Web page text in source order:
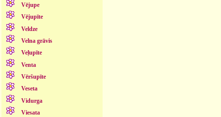
Vējupe
Vējupīte
Veldze
Velna grāvis
Veļupīte
Venta
Vēršupīte
Veseta
Vidurga
Viesata